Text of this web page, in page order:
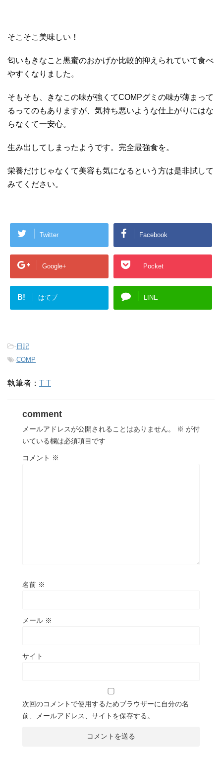
そこそこ美味しい！
匂いもきなこと黒蜜のおかげか比較的抑えられていて食べ
やすくなりました。
そもそも、きなこの味が強くてCOMPグミの味が薄まって
るってのもありますが、気持ち悪いような仕上がりにはな
らなくて一安心。
生み出してしまったようです。完全最強食を。
栄養だけじゃなくて美容も気になるという方は是非試して
みてください。
Twitter Facebook
Google+ Pocket
B! はてブ LINE
-日記
-COMP
執筆者： T T
comment
メールアドレスが公開されることはありません。 ※ が付
いている欄は必須項目です
コメント ※
名前 ※
メール ※
サイト
次回のコメントで使用するためブラウザーに自分の名
前、メールアドレス、サイトを保存する。